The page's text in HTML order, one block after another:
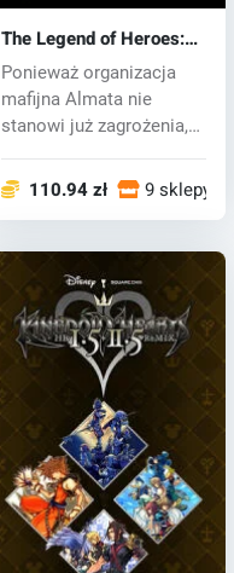
The Legend of Heroes:
Trails through Daybreak
II (PC) key
Ponieważ organizacja
mafijna Almata nie
stanowi już zagrożenia,
110.94 zł 9 sklepy